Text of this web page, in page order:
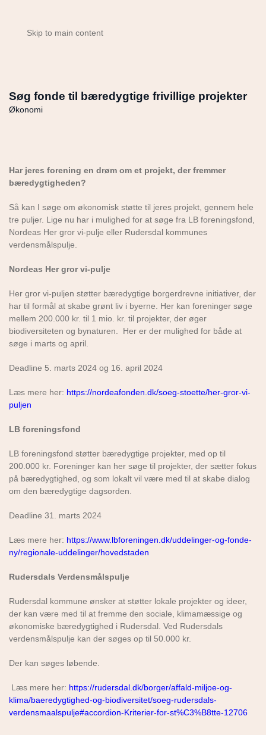
Skip to main content
Søg fonde til bæredygtige frivillige projekter
Økonomi
Har jeres forening en drøm om et projekt, der fremmer
bæredygtigheden?
Så kan I søge om økonomisk støtte til jeres projekt, gennem hele
tre puljer. Lige nu har i mulighed for at søge fra LB foreningsfond,
Nordeas Her gror vi-pulje eller Rudersdal kommunes
verdensmålspulje.
Nordeas Her gror vi-pulje
Her gror vi-puljen støtter bæredygtige borgerdrevne initiativer, der
har til formål at skabe grønt liv i byerne. Her kan foreninger søge
mellem 200.000 kr. til 1 mio. kr. til projekter, der øger
biodiversiteten og bynaturen. Her er der mulighed for både at
søge i marts og april.
Deadline 5. marts 2024 og 16. april 2024
Læs mere her: https://nordeafonden.dk/soeg-stoette/her-gror-vi-
puljen
LB foreningsfond
LB foreningsfond støtter bæredygtige projekter, med op til
200.000 kr. Foreninger kan her søge til projekter, der sætter fokus
på bæredygtighed, og som lokalt vil være med til at skabe dialog
om den bæredygtige dagsorden.
Deadline 31. marts 2024
Læs mere her: https://www.lbforeningen.dk/uddelinger-og-fonde-
ny/regionale-uddelinger/hovedstaden
Rudersdals Verdensmålspulje
Rudersdal kommune ønsker at støtter lokale projekter og ideer,
der kan være med til at fremme den sociale, klimamæssige og
økonomiske bæredygtighed i Rudersdal. Ved Rudersdals
verdensmålspulje kan der søges op til 50.000 kr.
Der kan søges løbende.
Læs mere her: https://rudersdal.dk/borger/affald-miljoe-og-
klima/baeredygtighed-og-biodiversitet/soeg-rudersdals-
verdensmaalspulje#accordion-Kriterier-for-st%C3%B8tte-12706